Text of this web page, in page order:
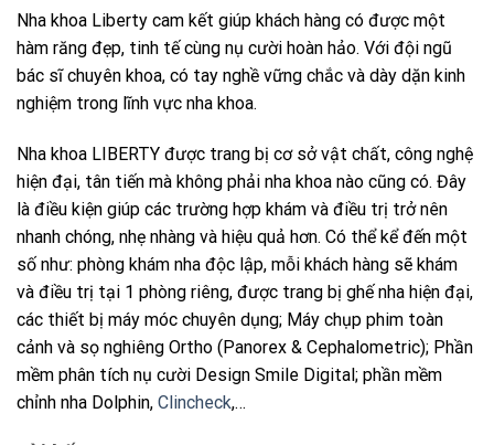
Nha khoa Liberty cam kết giúp khách hàng có được một
hàm răng đẹp, tinh tế cùng nụ cười hoàn hảo. Với đội ngũ
bác sĩ chuyên khoa, có tay nghề vững chắc và dày dặn kinh
nghiệm trong lĩnh vực nha khoa.
Nha khoa LIBERTY được trang bị cơ sở vật chất, công nghệ
hiện đại, tân tiến mà không phải nha khoa nào cũng có. Đây
là điều kiện giúp các trường hợp khám và điều trị trở nên
nhanh chóng, nhẹ nhàng và hiệu quả hơn. Có thể kể đến một
số như: phòng khám nha độc lập, mỗi khách hàng sẽ khám
và điều trị tại 1 phòng riêng, được trang bị ghế nha hiện đại,
các thiết bị máy móc chuyên dụng; Máy chụp phim toàn
cảnh và sọ nghiêng Ortho (Panorex & Cephalometric); Phần
mềm phân tích nụ cười Design Smile Digital; phần mềm
chỉnh nha Dolphin, Clincheck,…